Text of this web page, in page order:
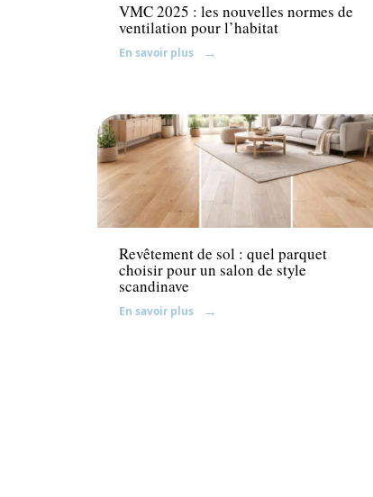
VMC 2025 : les nouvelles normes de
ventilation pour l’habitat
En savoir plus
Décoration Interieure
Revêtement de sol : quel parquet
choisir pour un salon de style
scandinave
En savoir plus